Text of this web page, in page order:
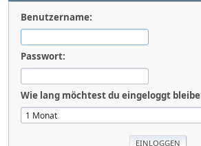
Benutzername:
Passwort:
Wie lang möchtest du eingeloggt